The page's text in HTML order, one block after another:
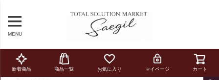
MENU
新着商品 商品一覧 お気に入り マイページ カート